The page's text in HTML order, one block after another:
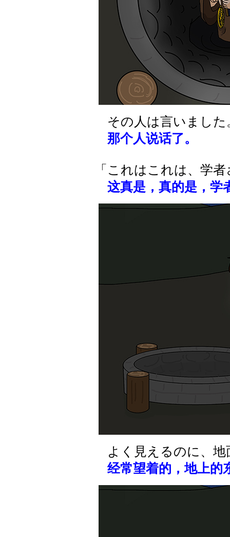
その人は言いました
那个人说话了。
「これはこれは、学
这真是，真的是，学
よく見えるのに、地
经常望着的，地上的